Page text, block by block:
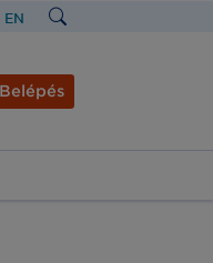
EN